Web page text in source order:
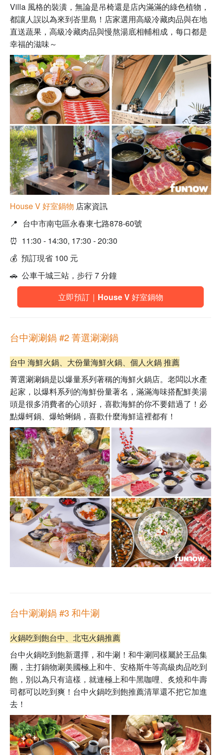
Villa 風格的裝潢，無論是吊椅還是店內滿滿的綠色植物，
都讓人誤以為來到峇里島！店家選用高級冷藏肉品與在地
直送蔬果， 高級冷藏肉品與慢熬湯底相輔相成， 每口都是
幸福的滋味～
House V 好室鍋物 店家資訊
📍 台中市南屯區永春東七路878-60號
⏰ 11:30 - 14:30, 17:30 - 20:30
💰 預訂現省 100 元
🚗 公車干城三站，步行 7 分鐘
立即預訂｜House V 好室鍋物
台中涮涮鍋 #2菁選涮涮鍋
台中 海鮮火鍋、大份量海鮮火鍋、個人火鍋 推薦
菁選涮涮鍋是以爆量系列著稱的海鮮火鍋店。老闆以水產
起家，以爆料系列的海鮮份量著名，滿滿海味搭配鮮美湯
頭是很多消費者的心頭好，喜歡海鮮的你不要錯過了！必
點爆蚵鍋、爆蛤蜊鍋，喜歡什麼海鮮這裡都有！
台中涮涮鍋 #3 和牛涮
火鍋吃到飽台中、北屯火鍋推薦
台中火鍋吃到飽新選擇，和牛涮！和牛涮同樣屬於王品集
團， 主打鍋物涮美國極上和牛、安格斯牛等高級肉品吃到
飽，別以為只有這樣，就連極上和牛黑咖哩、炙燒和牛壽
司都可以吃到爽 ！ 台中火鍋吃到飽推薦清單還不把它加進
去！